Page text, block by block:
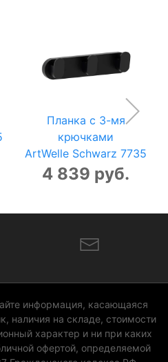
Планка с 3-мя
крючками
ArtWelle Schwarz 7735
4 839 руб.
информация, касающаяся
наличия на складе, стоимости
характер и ни при каких
офертой, определяемой